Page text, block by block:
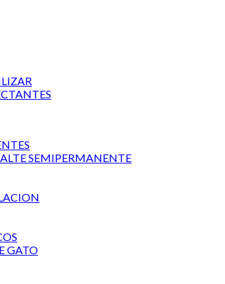
SEMIPERMANENTE
GATO